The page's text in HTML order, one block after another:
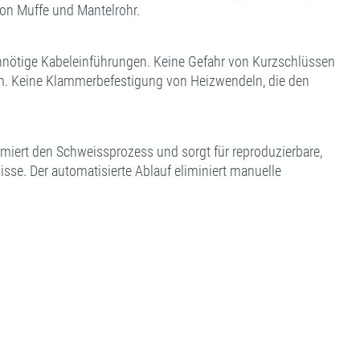
Muffe und Mantelrohr.
Kabeleinführungen. Keine Gefahr von Kurzschlüssen
Keine Klammerbefestigung von Heizwendeln, die den
den Schweissprozess und sorgt für reproduzierbare,
Der automatisierte Ablauf eliminiert manuelle